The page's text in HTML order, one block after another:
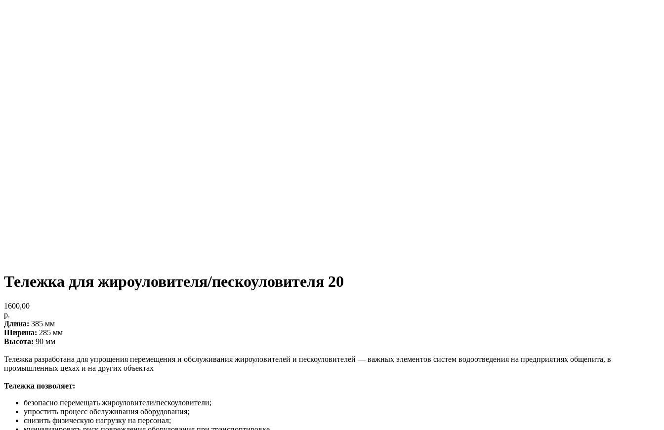
Тележка для жироуловителя/пескоуловителя 20
1600,00
р.
Длина: 385 мм
Ширина: 285 мм
Высота: 90 мм
Тележка разработана для упрощения перемещения и обслуживания жироуловителей и пескоуловителей — важных элементов систем водоотведения на предприятиях общепита, в
промышленных цехах и на других объектах
Тележка позволяет:
безопасно перемещать жироуловители/пескоуловители;
упростить процесс обслуживания оборудования;
снизить физическую нагрузку на персонал;